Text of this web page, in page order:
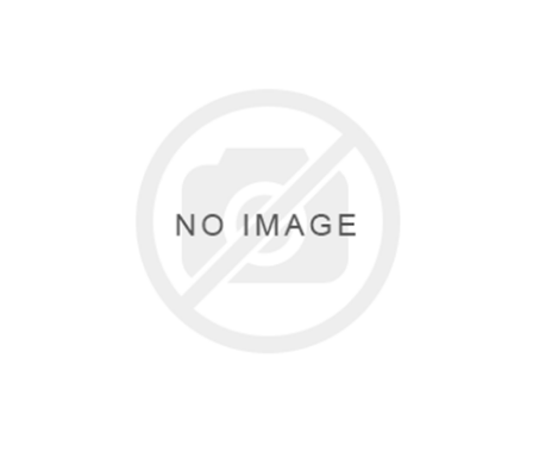
νερό. Οι μούφες των δοχείων είναι διαμέτρου 1 ½''
και 2''. Με καπάκι και πλαστικό χερούλι.